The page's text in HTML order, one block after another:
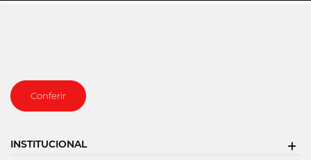
Conferir
INSTITUCIONAL